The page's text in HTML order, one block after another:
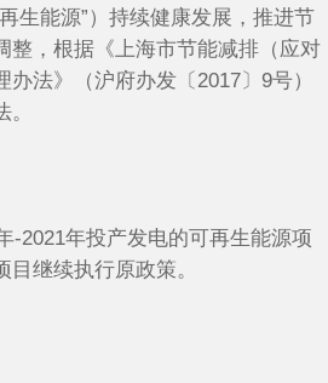
生能源”）持续健康发展，推进节
整，根据《上海市节能减排（应对
法》（沪府办发〔2017〕9号）
-2021年投产发电的可再生能源项
继续执行原政策。